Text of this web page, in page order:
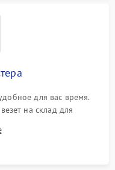
для вас время.
на склад для